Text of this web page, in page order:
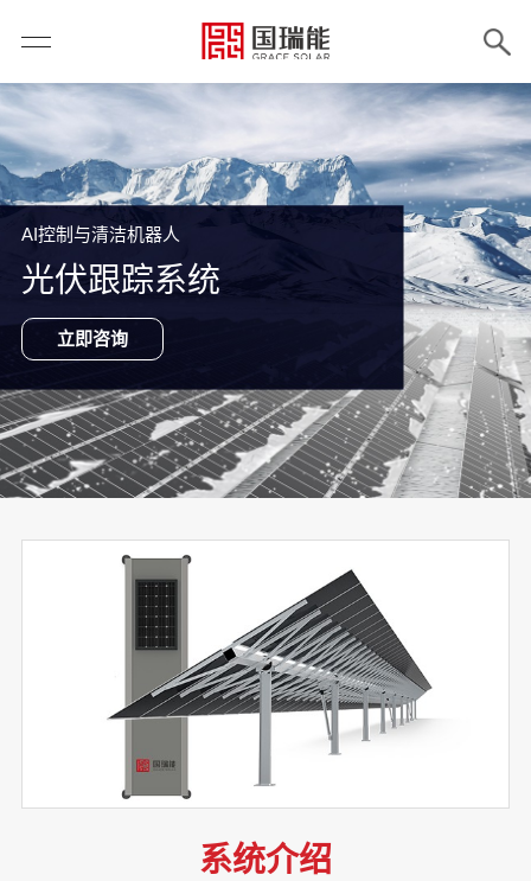
AI控制与清洁机器人
光伏跟踪系统
立即咨询
系统介绍